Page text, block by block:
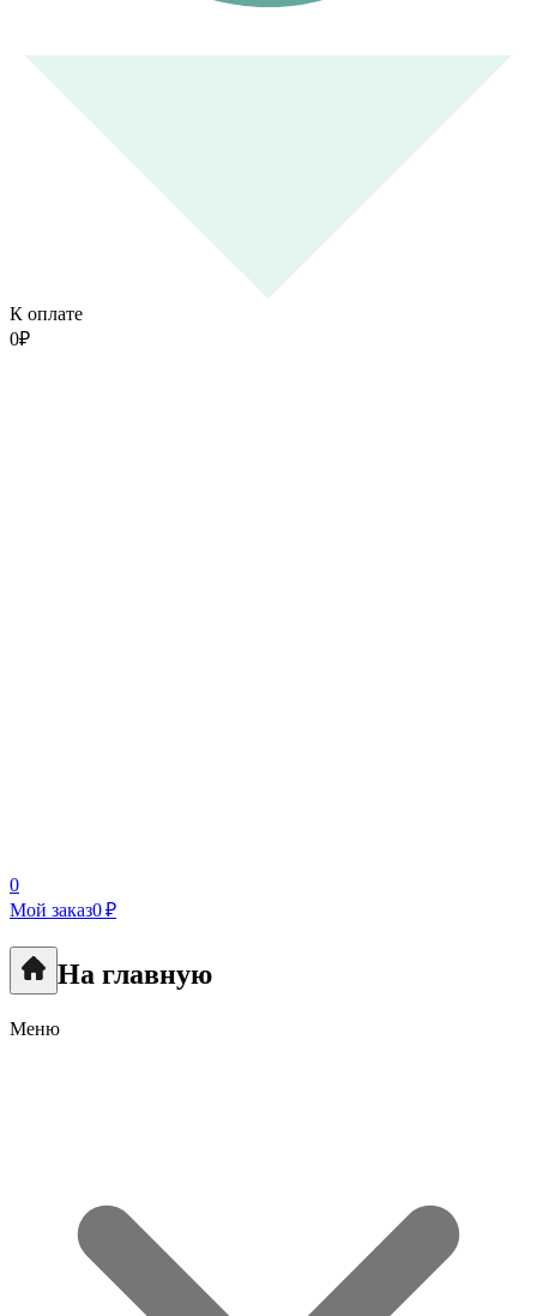
К оплате
0₽
0
Мой заказ0 ₽
На главную
Меню